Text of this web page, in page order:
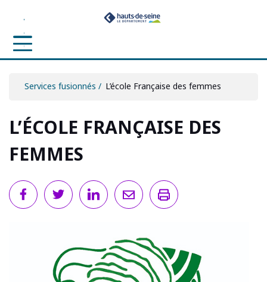
Aller
au
contenu
Aller
au
menu
Aller
à
la
recherche
Services fusionnés L’école Française des femmes
L’ÉCOLE FRANÇAISE DES
FEMMES
Envoyer
par
Imprimer